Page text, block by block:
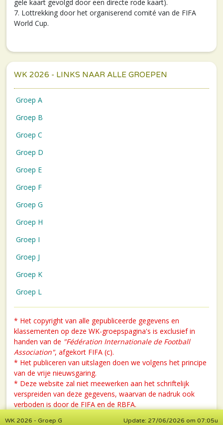
WK 2026 - Groep G Update: 27/06/2026 om 07:05u
gele kaart gevolgd door een directe rode kaart).
7. Lottrekking door het organiserend comité van de FIFA
World Cup.
WK 2026 - LINKS NAAR ALLE GROEPEN
Groep A
Groep B
Groep C
Groep D
Groep E
Groep F
Groep G
Groep H
Groep I
Groep J
Groep K
Groep L
* Het copyright van alle gepubliceerde gegevens en
klassementen op deze WK-groepspagina's is exclusief in
handen van de "Fédération Internationale de Football
Association", afgekort FIFA (c).
* Het publiceren van uitslagen doen we volgens het principe
van de vrije nieuwsgaring.
* Deze website zal niet meewerken aan het schriftelijk
verspreiden van deze gegevens, waarvan de nadruk ook
verboden is door de FIFA en de RBFA.